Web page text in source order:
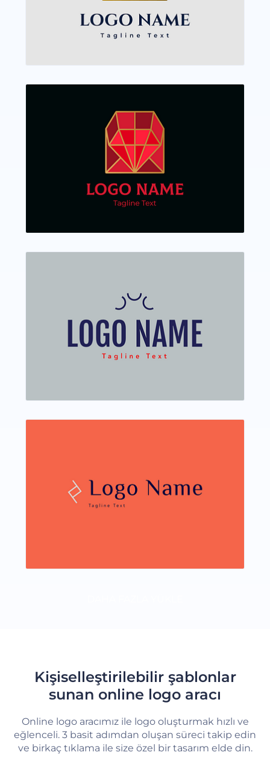
Kişiselleştirilebilir şablonlar
sunan online logo aracı
Online logo aracımız ile logo oluşturmak hızlı ve
eğlenceli. 3 basit adımdan oluşan süreci takip edin
ve birkaç tıklama ile size özel bir tasarım elde din.